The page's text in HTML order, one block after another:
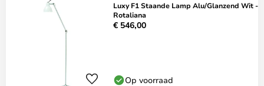
Luxy F1 Staande Lamp Alu/Glanzend Wit -
Rotaliana
€ 546,00
Op voorraad